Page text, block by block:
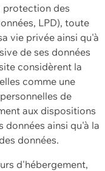
protection des
LPD), toute
vie privée ainsi qu'à
de ses données
considèrent la
comme une
de
aux dispositions
données ainsi qu'à la
données.
d'hébergement,